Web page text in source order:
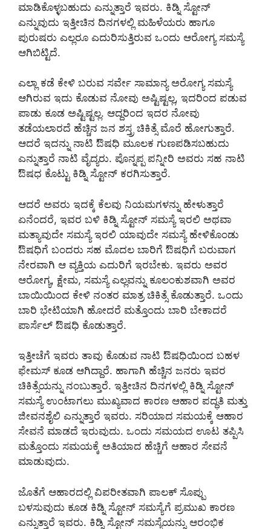
ಮಾಡಿಕೊಳ್ಳಬಹುದು ಎನ್ನುತ್ತಾರೆ ಇವರು. ಕಿಡ್ನಿ ಸ್ಟೋನ್
ಎನ್ನುವುದು ಇತ್ತೀಚಿನ ದಿನಗಳಲ್ಲಿ ಮಹಿಳೆಯರು ಹಾಗೂ
ಪುರುಷರು ಎಲ್ಲರೂ ಎದುರಿಸುತ್ತಿರುವ ಒಂದು ಆರೋಗ್ಯ ಸಮಸ್ಯೆ
ಆಗಿಬಿಟ್ಟಿದೆ.
ಎಲ್ಲಾ ಕಡೆ ಕೇಳಿ ಬರುವ ಸರ್ವೇ ಸಾಮಾನ್ಯ ಅರೋಗ್ಯ ಸಮಸ್ಯೆ
ಆಗಿರುವ ಇದು ಕೊಡುವ ನೋವು ಅಷ್ಟಿಷ್ಟಲ್ಲ, ಇದರಿಂದ ಪಡುವ
ಪಾಡು ಕೂಡ ಅಷ್ಟಿಷ್ಟಲ್ಲ. ಆದ್ದರಿಂದ ಇದರ ನೋವು
ತಡೆಯಲಾರದೆ ಹೆಚ್ಚಿನ ಜನ ಶಸ್ತ್ರ ಚಿಕಿತ್ಸೆ ಮೊರೆ ಹೋಗುತ್ತಾರೆ.
ಆದರೆ ಇದನ್ನು ನಾಟಿ ಔಷಧಿ ಮೂಲಕ ಗುಣಪಡಿಸಬಹುದು
ಎನ್ನುತ್ತಾರೆ ನಾಟಿ ವೈದ್ಯರು. ಪೊನ್ನಪ್ಪ ಪನ್ನೀರಿ ಅವರು ಸಹ ನಾಟಿ
ಔಷಧ ಕೊಟ್ಟು ಕಿಡ್ನಿ ಸ್ಟೋನ್ ಕರಗಿಸುತ್ತಾರೆ.
ಆದರೆ ಅವರು ಇದಕ್ಕೆ ಕೆಲವು ನಿಯಮಗಳನ್ನು ಹೇಳುತ್ತಾರೆ
ಏನೆಂದರೆ, ಇವರ ಬಳಿ ಕಿಡ್ನಿ ಸ್ಟೋನ್ ಸಮಸ್ಯೆ ಇರಲಿ ಅಥವಾ
ಮತ್ಯಾವುದೇ ಸಮಸ್ಯೆ ಇರಲಿ ಯಾವುದೇ ಸಮಸ್ಯೆ ಹೇಳಿಕೊಂಡು
ಔಷಧಿಗೆ ಬಂದರು ಸಹ ಮೊದಲ ಬಾರಿಗೆ ಔಷಧಿಗೆ ಬರುವಾಗ
ನೇರವಾಗಿ ಆ ವ್ಯಕ್ತಿಯ ಎದುರಿಗೆ ಇರಬೇಕು. ಇವರು ಅವರ
ಆರೋಗ್ಯ, ಕ್ಷೇಮ, ಸಮಸ್ಯೆ ಎಲ್ಲವನ್ನು ಕೂಲಂಕುಶವಾಗಿ ಅವರ
ಬಾಯಿಯಿಂದ ಕೇಳಿ ನಂತರ ಮಾತ್ರ ಚಿಕಿತ್ಸೆ ಕೊಡುತ್ತಾರೆ. ಒಂದು
ಬಾರಿ ಭೇಟಿಯಾಗಿ ಹೋದರೆ ಮತ್ತೊಂದು ಬಾರಿ ಬೇಕಾದರೆ
ಪಾರ್ಸೆಲ್ ಔಷಧಿ ಕೊಡುತ್ತಾರೆ.
ಇತ್ತೀಚೆಗೆ ಇವರು ತಾವು ಕೊಡುವ ನಾಟಿ ಔಷಧಿಯಿಂದ ಬಹಳ
ಫೇಮಸ್ ಕೂಡ ಆಗಿದ್ದಾರೆ. ಹಾಗಾಗಿ ಹೆಚ್ಚಿನ ಜನರು ಇವರ
ಚಿಕಿತ್ಸೆಯನ್ನು ನಂಬುತ್ತಾರೆ. ಇತ್ತೀಚಿನ ದಿನಗಳಲ್ಲಿ ಕಿಡ್ನಿ ಸ್ಟೋನ್
ಸಮಸ್ಯೆ ಉಂಟಾಗಲು ಮುಖ್ಯವಾದ ಕಾರಣ ಆಹಾರ ಪದ್ಧತಿ ಮತ್ತು
ಜೀವನಶೈಲಿ ಎನ್ನುತ್ತಾರೆ ಇವರು. ಸರಿಯಾದ ಸಮಯಕ್ಕೆ ಆಹಾರ
ಸೇವನೆ ಮಾಡದೆ ಇರುವುದು. ಒಂದು ಸಮಯದ ಊಟ ತಪ್ಪಿಸಿ
ಮತ್ತೊಂದು ಸಮಯಕ್ಕೆ ಅತಿಯಾದ ಹೆಚ್ಚಿಗೆ ಆಹಾರ ಸೇವನೆ
ಮಾಡುವುದು.
ಜೊತೆಗೆ ಆಹಾರದಲ್ಲಿ ವಿಪರೀತವಾಗಿ ಪಾಲಕ್ ಸೊಪ್ಪು
ಬಳಸುವುದು ಕೂಡ ಕಿಡ್ನಿ ಸ್ಟೋನ್ ಸಮಸ್ಯೆಗೆ ಪ್ರಮುಖ ಕಾರಣ
ಎನ್ನುತ್ತಾರೆ ಇವರು. ಕಿಡ್ನಿ ಸ್ಟೋನ್ ಸಮಸ್ಯೆಯನ್ನು ಆರಂಭಿಕ